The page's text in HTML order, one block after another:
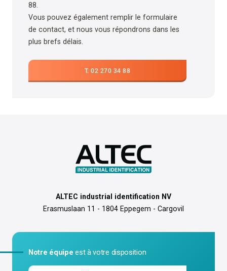
88.
Vous pouvez également remplir le formulaire
de contact, et nous vous répondrons dans les
plus brefs délais.
T. 02 270 34 88
ALTEC industrial identification NV
Erasmuslaan 11 - 1804 Eppegem - Cargovil
Notre équipe est à votre disposition